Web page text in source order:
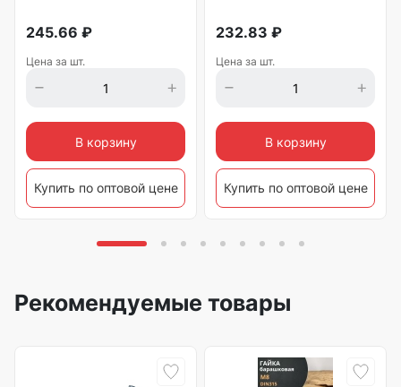
245.66 ₽
Цена за шт.
В корзину
Купить по оптовой цене
232.83 ₽
Цена за шт.
В корзину
Купить по оптовой цене
Рекомендуемые товары